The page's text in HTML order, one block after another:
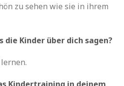
zu sehen wie sie in ihrem
die Kinder über dich sagen?